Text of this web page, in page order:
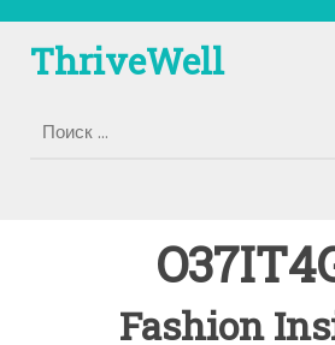
содержимому
ThriveWell
Fashion